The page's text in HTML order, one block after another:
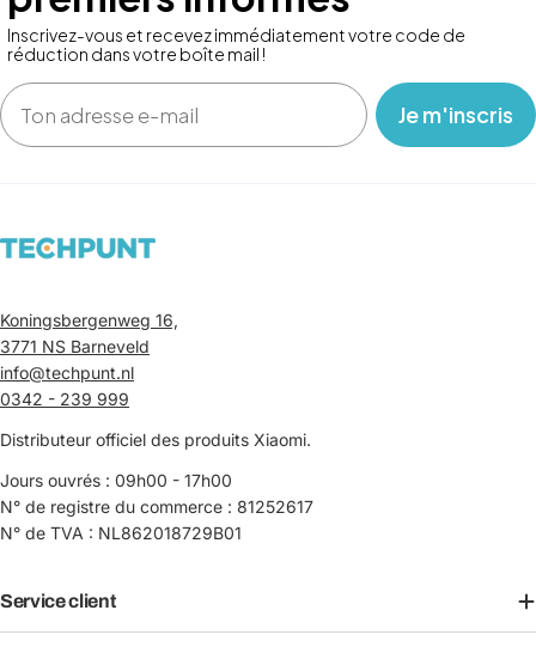
Inscrivez-vous et recevez immédiatement votre code de
réduction dans votre boîte mail !
Email
‎ ‎ ‎ Je m'inscris ‎ ‎ ‎
Koningsbergenweg 16,
3771 NS Barneveld
info@techpunt.nl
0342 - 239 999
Distributeur officiel des produits Xiaomi.
Jours ouvrés : 09h00 - 17h00
N° de registre du commerce : 81252617
N° de TVA : NL862018729B01
Service client